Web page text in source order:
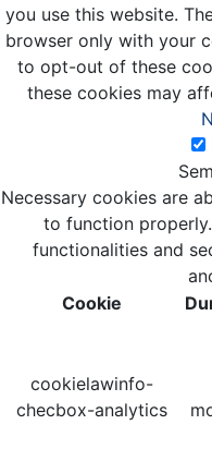
you use this website.
browser only with your
to opt-out of these
these cookies may
Necessary cookies are
to function
functionalities and
Cookie
cookielawinfo-
checbox-analytics